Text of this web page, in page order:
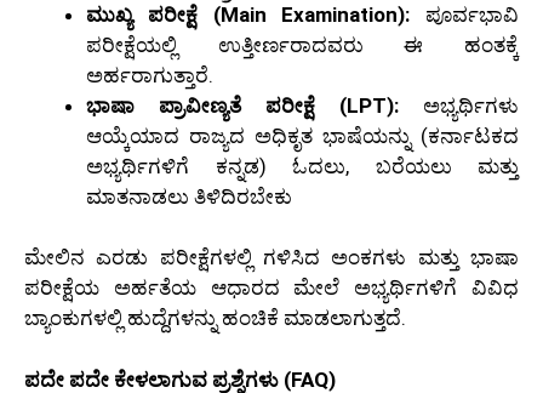
ಮುಖ್ಯ ಪರೀಕ್ಷೆ (Main Examination): ಪೂರ್ವಭಾವಿ
ಪರೀಕ್ಷೆಯಲ್ಲಿ ಉತ್ತೀರ್ಣರಾದವರು ಈ ಹಂತಕ್ಕೆ
ಅರ್ಹರಾಗುತ್ತಾರೆ.
ಭಾಷಾ ಪ್ರಾವೀಣ್ಯತೆ ಪರೀಕ್ಷೆ (LPT): ಅಭ್ಯರ್ಥಿಗಳು
ಆಯ್ಕೆಯಾದ ರಾಜ್ಯದ ಅಧಿಕೃತ ಭಾಷೆಯನ್ನು (ಕರ್ನಾಟಕದ
ಅಭ್ಯರ್ಥಿಗಳಿಗೆ ಕನ್ನಡ) ಓದಲು, ಬರೆಯಲು ಮತ್ತು
ಮಾತನಾಡಲು ತಿಳಿದಿರಬೇಕು
ಮೇಲಿನ ಎರಡು ಪರೀಕ್ಷೆಗಳಲ್ಲಿ ಗಳಿಸಿದ ಅಂಕಗಳು ಮತ್ತು ಭಾಷಾ
ಪರೀಕ್ಷೆಯ ಅರ್ಹತೆಯ ಆಧಾರದ ಮೇಲೆ ಅಭ್ಯರ್ಥಿಗಳಿಗೆ ವಿವಿಧ
ಬ್ಯಾಂಕುಗಳಲ್ಲಿ ಹುದ್ದೆಗಳನ್ನು ಹಂಚಿಕೆ ಮಾಡಲಾಗುತ್ತದೆ.
ಪದೇ ಪದೇ ಕೇಳಲಾಗುವ ಪ್ರಶ್ನೆಗಳು (FAQ)